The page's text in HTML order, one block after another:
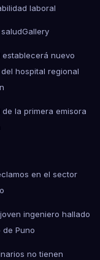
laboral
Gallery
nuevo
hospital regional
la primera emisora
en el sector
ingeniero hallado
Puno
no tienen